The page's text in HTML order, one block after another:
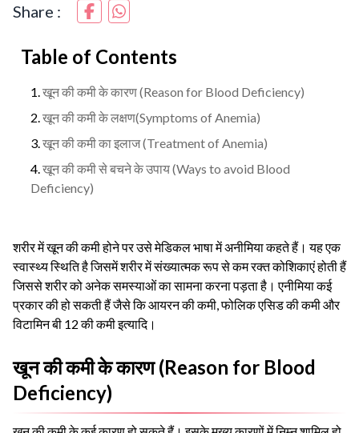
Share :
Table of Contents
खून की कमी के कारण (Reason for Blood Deficiency)
खून की कमी के लक्षण(Symptoms of Anemia)
खून की कमी का इलाज (Treatment of Anemia)
खून की कमी से बचने के उपाय (Ways to avoid Blood
Deficiency)
शरीर में खून की कमी होने पर उसे मेडिकल भाषा में अनीमिया कहते हैं। यह एक
स्वास्थ्य स्थिति है जिसमें शरीर में संख्यात्मक रूप से कम रक्त कोशिकाएं होती हैं
जिससे शरीर को अनेक समस्याओं का सामना करना पड़ता है। एनीमिया कई
प्रकार की हो सकती हैं जैसे कि आयरन की कमी, फोलिक एसिड की कमी और
विटामिन बी 12 की कमी इत्यादि।
खून की कमी के कारण (Reason for Blood
Deficiency)